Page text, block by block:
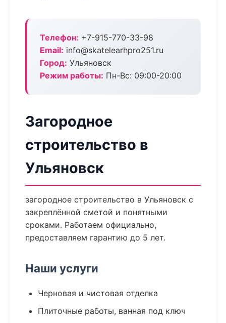
Телефон: +7-915-770-33-98
Email: info@skatelearhpro251.ru
Город: Ульяновск
Режим работы: Пн-Вс: 09:00-20:00
Загородное
строительство в
Ульяновск
загородное строительство в Ульяновск с
закреплённой сметой и понятными
сроками. Работаем официально,
предоставляем гарантию до 5 лет.
Наши услуги
Черновая и чистовая отделка
Плиточные работы, ванная под ключ